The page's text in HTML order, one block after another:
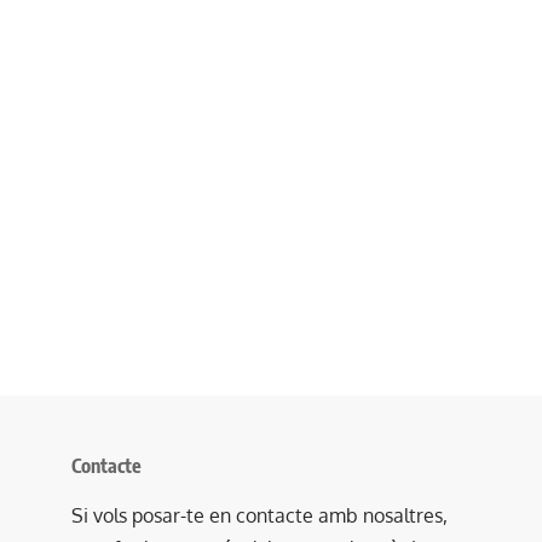
Contacte
Si vols posar-te en contacte amb nosaltres,